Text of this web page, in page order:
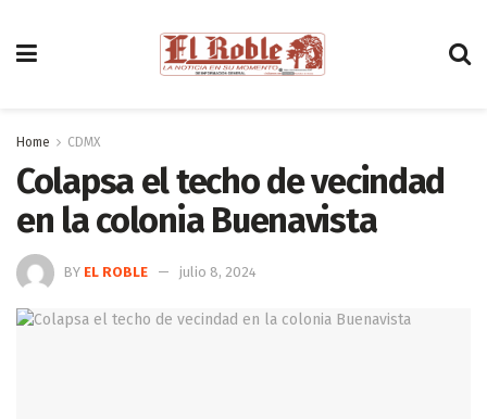
Home CDMX
Colapsa el techo de vecindad
en la colonia Buenavista
BY EL ROBLE julio 8, 2024